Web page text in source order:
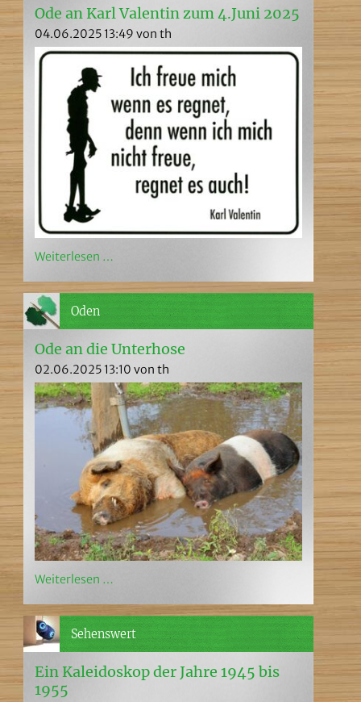
Ode an Karl Valentin zum 4.Juni 2025
04.06.2025 13:49 von th
Weiterlesen …
Oden
Ode an die Unterhose
02.06.2025 13:10 von th
Weiterlesen …
Sehenswert
Ein Kaleidoskop der Jahre 1945 bis
1955